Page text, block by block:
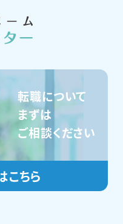
転職について
まずは
ご相談ください